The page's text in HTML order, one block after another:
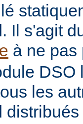
Il s'agit
à ne pas
DSO
les